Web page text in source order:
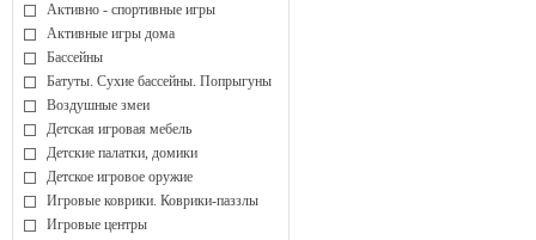
Активно - спортивные игры
Активные игры дома
Бассейны
Батуты. Сухие бассейны. Попрыгуны
Воздушные змеи
Детская игровая мебель
Детские палатки, домики
Детское игровое оружие
Игровые коврики. Коврики-паззлы
Игровые центры